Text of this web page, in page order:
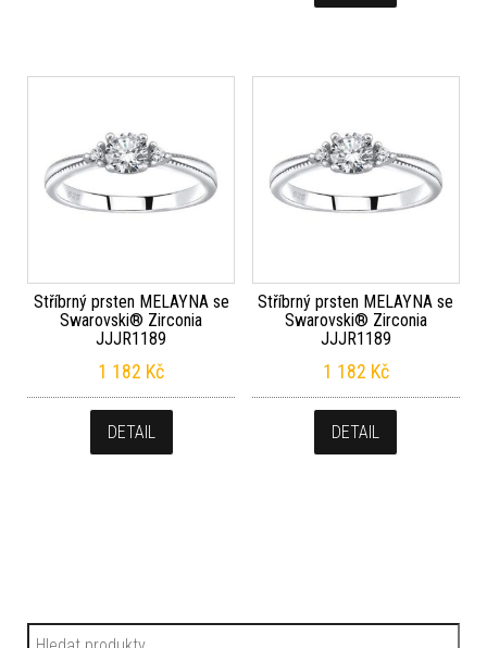
Stříbrný prsten MELAYNA se
Swarovski® Zirconia
JJJR1189
1 182 Kč
DETAIL
Stříbrný prsten MELAYNA se
Swarovski® Zirconia
JJJR1189
1 182 Kč
DETAIL
Hledat: